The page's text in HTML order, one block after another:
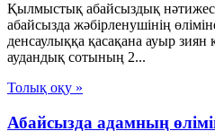
Қылмыстық абайсыздық
абайсызда жәбірленушінің
денсаулыққа қасақана ауыр
аудандық сотының 2...
Толық оқу »
Абайсызда адамның